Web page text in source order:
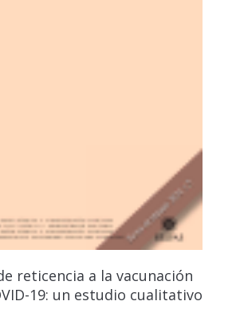
reticencia a la vacunación
19: un estudio cualitativo